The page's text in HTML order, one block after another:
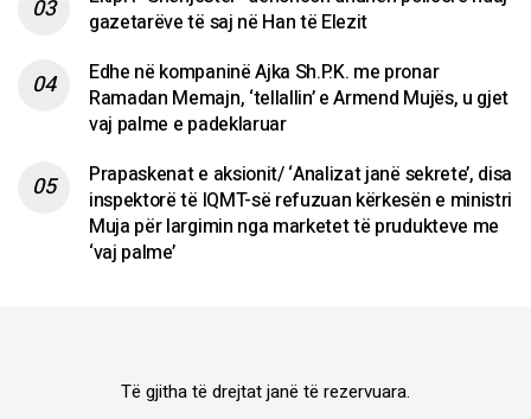
gazetarëve të saj në Han të Elezit
Edhe në kompaninë Ajka Sh.P.K. me pronar
Ramadan Memajn, ‘tellallin’ e Armend Mujës, u gjet
vaj palme e padeklaruar
Prapaskenat e aksionit/ ‘Analizat janë sekrete’, disa
inspektorë të IQMT-së refuzuan kërkesën e ministri
Muja për largimin nga marketet të prudukteve me
‘vaj palme’
Të gjitha të drejtat janë të rezervuara.